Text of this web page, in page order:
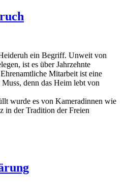
ein Begriff. Unweit von
ist es über Jahrzehnte
Mitarbeit ist eine
denn das Heim lebt von
wurde es von Kameradinnen wie
in der Tradition der Freien